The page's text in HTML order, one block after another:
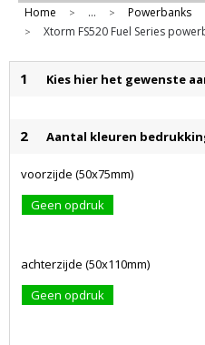
Home > ... > Powerbanks
> Xtorm FS520 Fuel Series
1 Kies hier het gewenste
2 Aantal kleuren
voorzijde (50x75mm)
Geen opdruk
achterzijde (50x110mm)
Geen opdruk